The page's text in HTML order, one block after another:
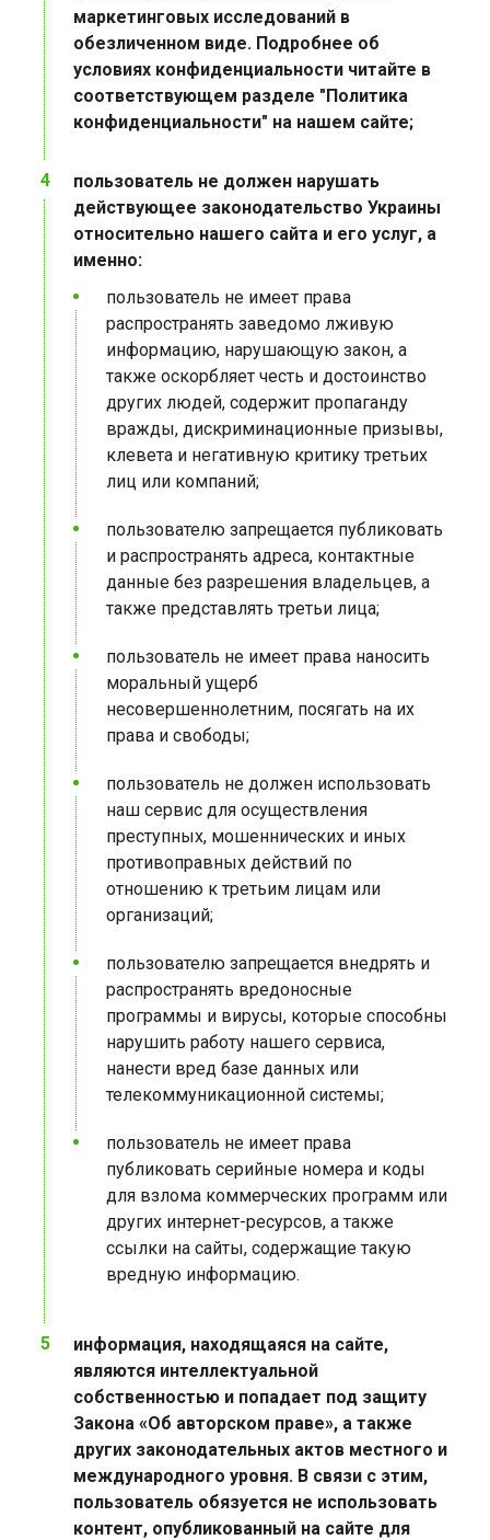
маркетинговых исследований в
обезличенном виде. Подробнее об
условиях конфиденциальности читайте в
соответствующем разделе "Политика
конфиденциальности" на нашем сайте;
пользователь не должен нарушать
действующее законодательство Украины
относительно нашего сайта и его услуг, а
именно:
пользователь не имеет права
распространять заведомо лживую
информацию, нарушающую закон, а
также оскорбляет честь и достоинство
других людей, содержит пропаганду
вражды, дискриминационные призывы,
клевета и негативную критику третьих
лиц или компаний;
пользователю запрещается публиковать
и распространять адреса, контактные
данные без разрешения владельцев, а
также представлять третьи лица;
пользователь не имеет права наносить
моральный ущерб
несовершеннолетним, посягать на их
права и свободы;
пользователь не должен использовать
наш сервис для осуществления
преступных, мошеннических и иных
противоправных действий по
отношению к третьим лицам или
организаций;
пользователю запрещается внедрять и
распространять вредоносные
программы и вирусы, которые способны
нарушить работу нашего сервиса,
нанести вред базе данных или
телекоммуникационной системы;
пользователь не имеет права
публиковать серийные номера и коды
для взлома коммерческих программ или
других интернет-ресурсов, а также
ссылки на сайты, содержащие такую ​​
вредную информацию.
информация, находящаяся на сайте,
являются интеллектуальной
собственностью и попадает под защиту
Закона «Об авторском праве», а также
других законодательных актов местного и
международного уровня. В связи с этим,
пользователь обязуется не использовать
контент, опубликованный на сайте для